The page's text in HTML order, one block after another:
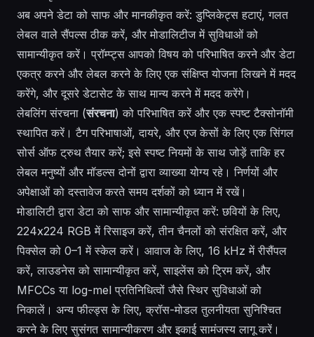
अब अपने डेटा को साफ और मानकीकृत करें: डुप्लिकेट्स हटाएं, गलत
लेबल वाले सैंपल्स ठीक करें, और मोडालिटीज में सुविधाओं को
सामान्यीकृत करें। प्रॉम्प्ट्स आपको विषय को परिभाषित करने और डेटा
एकत्र करने और लेबल करने के लिए एक संक्षिप्त योजना लिखने में मदद
करेंगे, और दूसरे डेटासेट के साथ मान्य करने में मदद करेंगे।
लेबलिंग संरचना (संरचना) को परिभाषित करें और एक स्पष्ट टैक्सोनॉमी
स्थापित करें। टैग परिभाषाओं, दायरे, और एज केसों के लिए एक सिंगल
सोर्स ऑफ ट्रुथ तैयार करें; इसे स्पष्ट नियमों के साथ जोड़ें ताकि हर
लेबल मनुष्यों और मॉडल्स दोनों द्वारा व्याख्या योग्य रहे। निर्णयों और
अपेक्षाओं को दस्तावेज करते समय दर्शकों को ध्यान में रखें।
मोडालिटी द्वारा डेटा को साफ और सामान्यीकृत करें: छवियों के लिए,
224x224 RGB में रिसाइज करें, तीन चैनलों को संरक्षित करें, और
पिक्सेल को 0–1 में स्केल करें। आवाज के लिए, 16 kHz में रीसैंपल
करें, लाउडनेस को सामान्यीकृत करें, साइलेंस को ट्रिम करें, और
MFCCs या log-mel प्रतिनिधित्वों जैसे स्थिर सुविधाओं को
निकालें। अन्य फील्ड्स के लिए, क्रॉस-मोडल तुलनीयता सुनिश्चित
करने के लिए सुसंगत सामान्यीकरण और इकाई सामंजस्य लागू करें।